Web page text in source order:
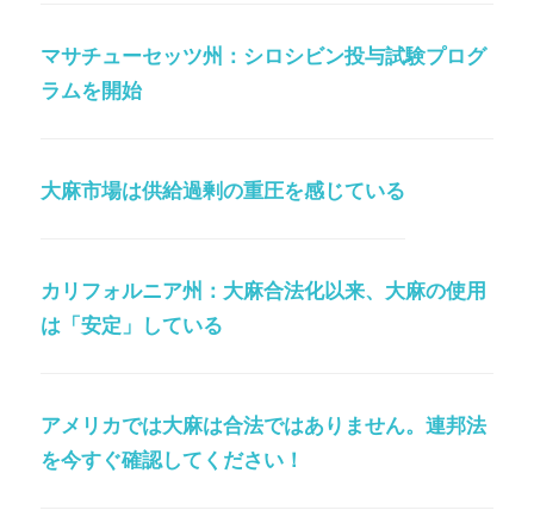
マサチューセッツ州：シロシビン投与試験プログ
ラムを開始
大麻市場は供給過剰の重圧を感じている
カリフォルニア州：大麻合法化以来、大麻の使用
は「安定」している
アメリカでは大麻は合法ではありません。連邦法
を今すぐ確認してください！